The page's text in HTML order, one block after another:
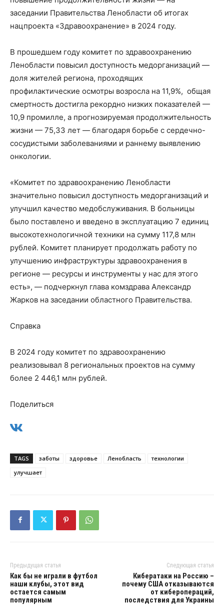
заседании Правительства Ленобласти об итогах
нацпроекта «Здравоохранение» в 2024 году.
В прошедшем году комитет по здравоохранению
Ленобласти повысил доступность медорганизаций —
доля жителей региона, проходящих
профилактические осмотры возросла на 11,9%, общая
смертность достигла рекордно низких показателей —
10,9 промилле, а прогнозируемая продолжительность
жизни — 75,33 лет — благодаря борьбе с сердечно-
сосудистыми заболеваниями и раннему выявлению
онкологии.
«Комитет по здравоохранению Ленобласти
значительно повысил доступность медорганизаций и
улучшил качество медобслуживания. В больницы
было поставлено и введено в эксплуатацию 7 единиц
высокотехнологичной техники на сумму 117,8 млн
рублей. Комитет планирует продолжать работу по
улучшению инфраструктуры здравоохранения в
регионе — ресурсы и инструменты у нас для этого
есть», — подчеркнул глава комздрава Александр
Жарков на заседании областного Правительства.
Справка
В 2024 году комитет по здравоохранению
реализовывал 8 региональных проектов на сумму
более 2 446,1 млн рублей.
Поделиться
TAGS заботы здоровье Ленобласть
технологии
улучшает
Предыдущая статья
Как бы не играли в футбол
наши клубы, этот вид
остается самым
популярным
Следующая статья
Кибератаки на Россию –
почему США отказываются
от киберопераций,
последствия для Украины